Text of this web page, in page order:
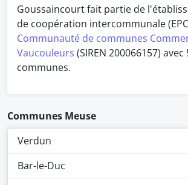
Goussaincourt fait partie de
de coopération intercommunale
Communauté de communes
Vaucouleurs (SIREN 200066157)
communes.
Communes Meuse
Verdun
Bar-le-Duc